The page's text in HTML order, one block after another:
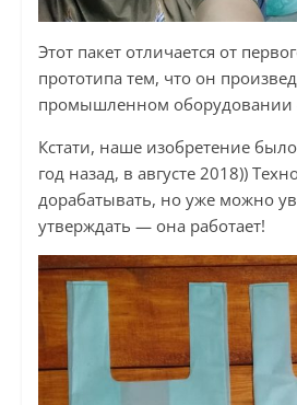
Этот пакет отличается от
прототипа тем, что он
промышленном оборудовании
Кстати, наше изобретение
год назад, в августе 2018))
дорабатывать, но уже можно
утверждать — она работает!